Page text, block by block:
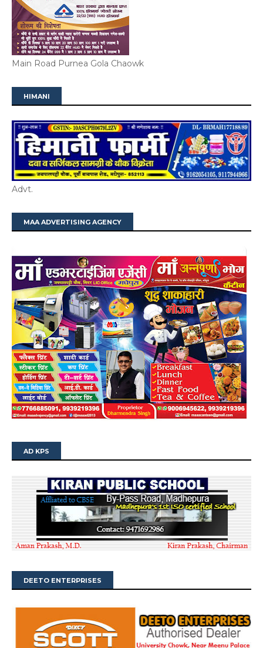
Main Road Purnea Gola Chaowk
HIMANI
Advt.
MAA ADVERTISING AGENCY
AD KPS
DEETO ENTERPRISES